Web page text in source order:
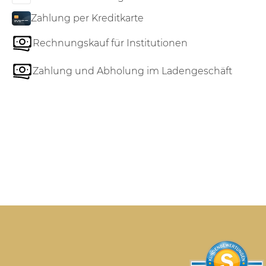
Zahlung per Kreditkarte
Rechnungskauf für Institutionen
Zahlung und Abholung im Ladengeschäft